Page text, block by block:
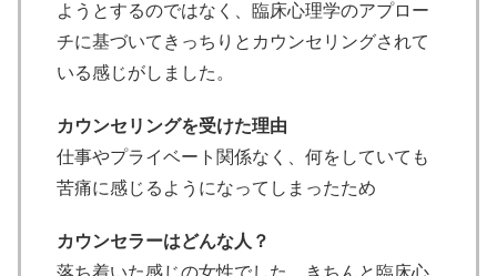
ようとするのではなく、臨床心理学のアプロー
チに基づいてきっちりとカウンセリングされて
いる感じがしました。
カウンセリングを受けた理由
仕事やプライベート関係なく、何をしていても
苦痛に感じるようになってしまったため
カウンセラーはどんな人？